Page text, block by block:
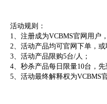
活动规则：
1、注册成为VCBMS官网用户
2、活动产品均可官网下单，或
3、活动产品限购5台/人；
4、秒杀产品每日限量10台，先
5、活动最终解释权为VCBMS